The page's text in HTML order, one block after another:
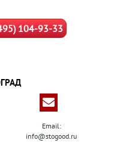
104-93-33
Email:
info@stogood.ru